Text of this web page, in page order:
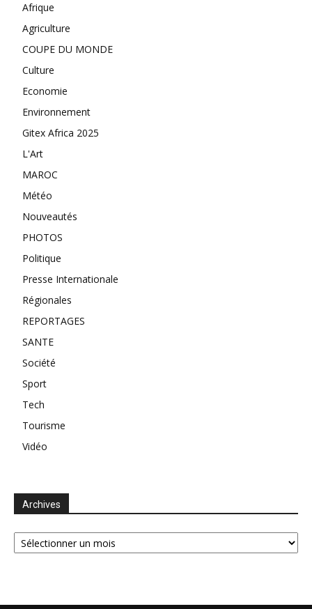
Afrique
Agriculture
COUPE DU MONDE
Culture
Economie
Environnement
Gitex Africa 2025
L'Art
MAROC
Météo
Nouveautés
PHOTOS
Politique
Presse Internationale
Régionales
REPORTAGES
SANTE
Société
Sport
Tech
Tourisme
Vidéo
Archives
Archives